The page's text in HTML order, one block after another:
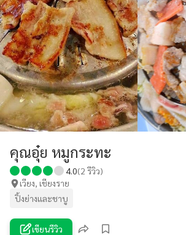
คุณอุ๋ย หมูกระทะ
4.0(2 รีวิว)
เวียง, เชียงราย
ปิ้งย่างและชาบู
เขียนรีวิว